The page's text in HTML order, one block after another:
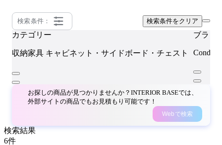
検索条件： 検索条件をクリア
カテゴリー
収納家具 キャビネット・サイドボード・チェスト
ブラン
お探しの商品が見つかりませんか？INTERIOR BASEでは、
外部サイトの商品でもお見積もり可能です！
Webで検索
検索結果
6件